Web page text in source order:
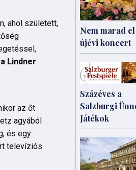
ahol született,
Lindner
az őt
agyából
és egy
televíziós
Nem marad el
újévi koncert
Százéves a
Salzburgi
Játékok